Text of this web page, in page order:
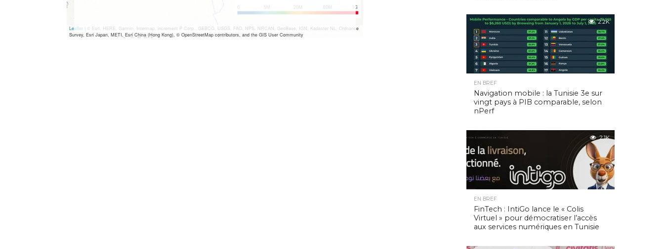
2.2K
EN BREF
Navigation mobile : la Tunisie 3e sur
vingt pays à PIB comparable, selon
nPerf
2.1K
EN BREF
FinTech : IntiGo lance le « Colis
Virtuel » pour démocratiser l’accès
aux services numériques en Tunisie